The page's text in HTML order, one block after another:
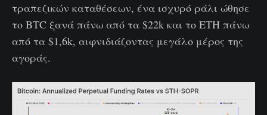
τραπεζικών καταθέσεων, ένα ισχυρό ράλι ώθησε
το BTC ξανά πάνω από τα $22k και το ETH πάνω
από τα $1,6k, αιφνιδιάζοντας μεγάλο μέρος της
αγοράς.